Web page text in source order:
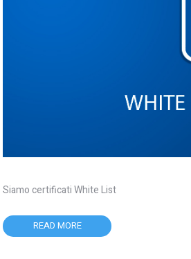
Siamo certificati White List
READ MORE